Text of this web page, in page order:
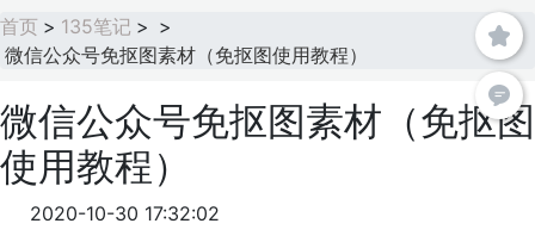
首页 > 135笔记 > >
微信公众号免抠图素材（免抠图使用教程）
微信公众号免抠图素材（免抠图
使用教程）
2020-10-30 17:32:02